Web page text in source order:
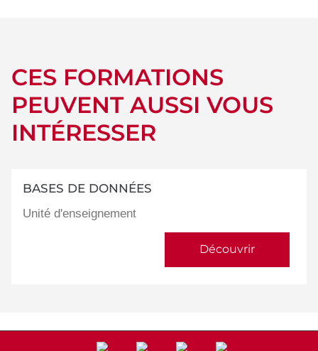
CES FORMATIONS
PEUVENT AUSSI VOUS
INTÉRESSER
BASES DE DONNÉES
Unité d'enseignement
Découvrir